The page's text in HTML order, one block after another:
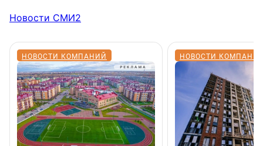
Новости СМИ2
НОВОСТИ КОМПАНИЙ НОВОСТИ